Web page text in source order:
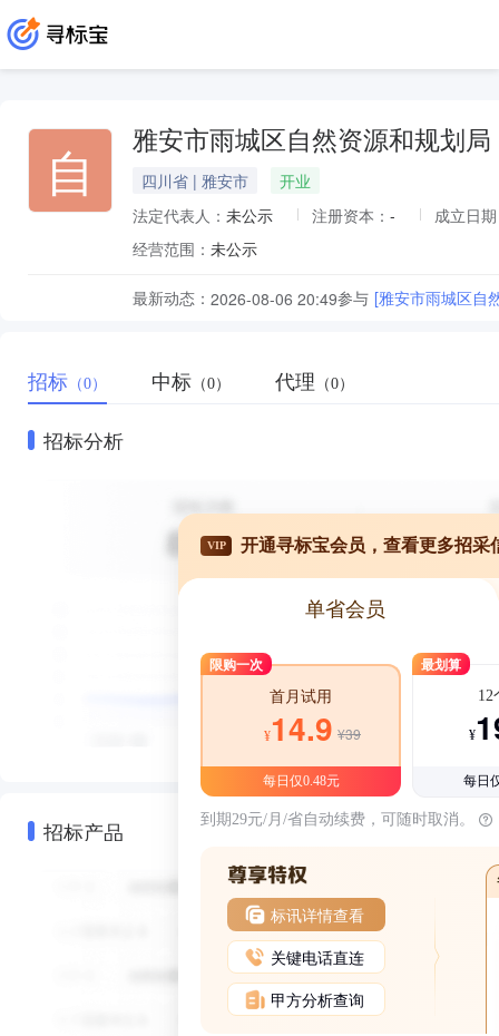
自 雅安市雨城区自然资源和规划局
四川省 | 雅安市
开业
法定代表人： 未公示 注册资本： -
成立日
经营范围： 未公示
最新动态： 2026-08-06 20:49参与 [雅安市雨城区自
招标 （0） 中标 （0） 代理 （0）
招标分析
招标产品
VIP 开通寻标宝会员，查看更多招采
单省会员
限购一次
首月试用
¥14.9 ¥39
每日仅0.48元
最划算
12
¥
每日
到期29元/月/省自动续费，可随时取消。
标讯详情查看
关键电话直连
甲方分析查询